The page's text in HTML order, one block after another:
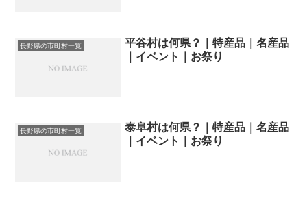
長野県の市町村一覧
平谷村は何県？｜特産品｜名産品
｜イベント｜お祭り
長野県の市町村一覧
泰阜村は何県？｜特産品｜名産品
｜イベント｜お祭り